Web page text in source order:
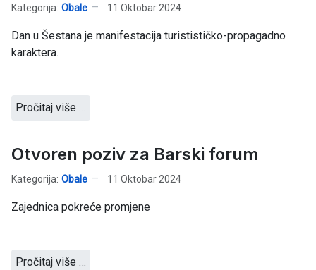
Kategorija: Obale 11 Oktobar 2024
Dan u Šestana je manifestacija turistističko-propagadno
karaktera.
Pročitaj više …
Otvoren poziv za Barski forum
Kategorija: Obale 11 Oktobar 2024
Zajednica pokreće promjene
Pročitaj više …